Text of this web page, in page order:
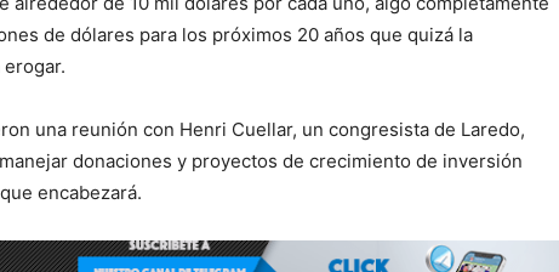
de dólares para los próximos 20 años que quizá la
una reunión con Henri Cuellar, un congresista de Laredo,
donaciones y proyectos de crecimiento de inversión
encabezará.